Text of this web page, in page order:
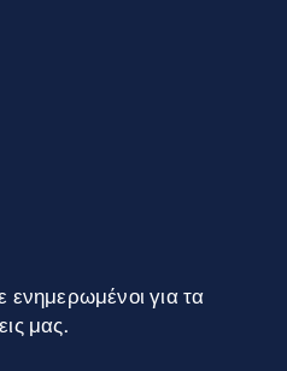
ενημερωμένοι για τα
μας.